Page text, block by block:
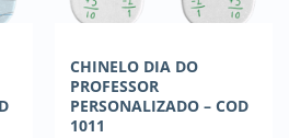
CHINELO DIA DO
PROFESSOR
PERSONALIZADO – COD
1011